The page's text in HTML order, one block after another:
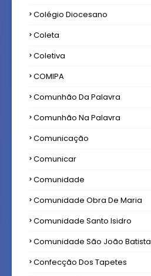
Colégio Diocesano
Coleta
Coletiva
COMIPA
Comunhão Da Palavra
Comunhão Na Palavra
Comunicação
Comunicar
Comunidade
Comunidade Obra De Maria
Comunidade Santo Isidro
Comunidade São João Batista
Confecção Dos Tapetes